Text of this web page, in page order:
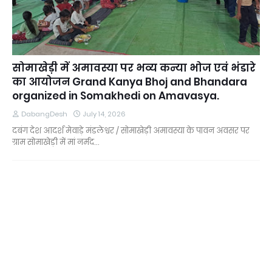
सोमाखेड़ी में अमावस्या पर भव्य कन्या भोज एवं भंडारे
का आयोजन Grand Kanya Bhoj and Bhandara
organized in Somakhedi on Amavasya.
DabangDesh July 14, 2026
दबंग देश आदर्श मेवाड़े मंडलेश्वर / सोमाखेड़ी अमावस्या के पावन अवसर पर
ग्राम सोमाखेड़ी में मां नर्मद…